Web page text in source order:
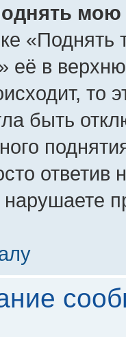
мою
«Поднять
её в
то
быть
ответив